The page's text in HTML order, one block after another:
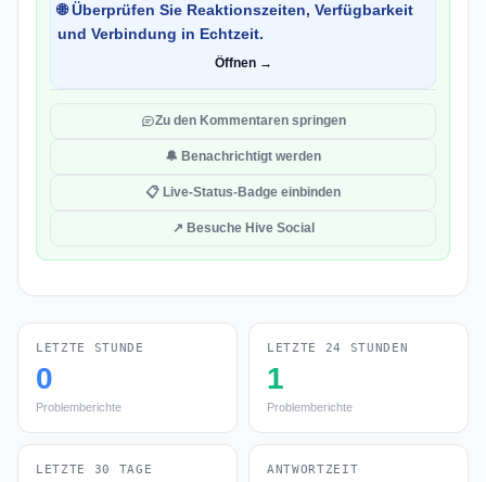
🌐 Überprüfen Sie Reaktionszeiten, Verfügbarkeit
und Verbindung in Echtzeit.
Öffnen →
Zu den Kommentaren springen
🔔 Benachrichtigt werden
📋 Live-Status-Badge einbinden
↗ Besuche Hive Social
LETZTE STUNDE
0
Problemberichte
LETZTE 24 STUNDEN
1
Problemberichte
LETZTE 30 TAGE ANTWORTZEIT